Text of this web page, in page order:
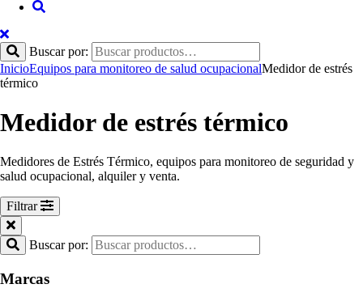
Buscar por:
InicioEquipos para monitoreo de salud ocupacionalMedidor de estrés
térmico
Medidor de estrés térmico
Medidores de Estrés Térmico, equipos para monitoreo de seguridad y
salud ocupacional, alquiler y venta.
Filtrar
Buscar por:
Marcas